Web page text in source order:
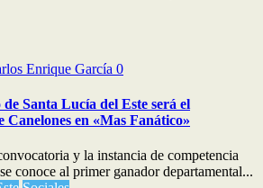
Enrique García 0
Santa Lucía del Este será el
Canelones en «Mas Fanático»
y la instancia de competencia
conoce al primer ganador departamental...